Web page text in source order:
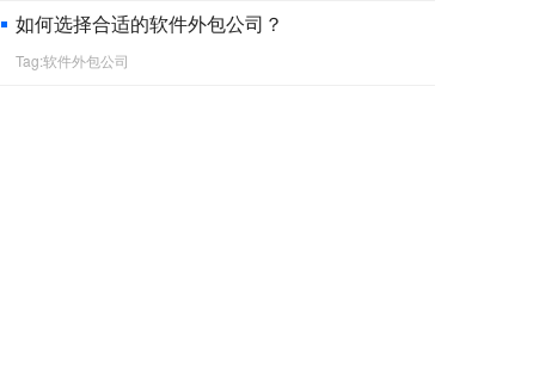
如何选择合适的软件外包公司？
Tag:软件外包公司